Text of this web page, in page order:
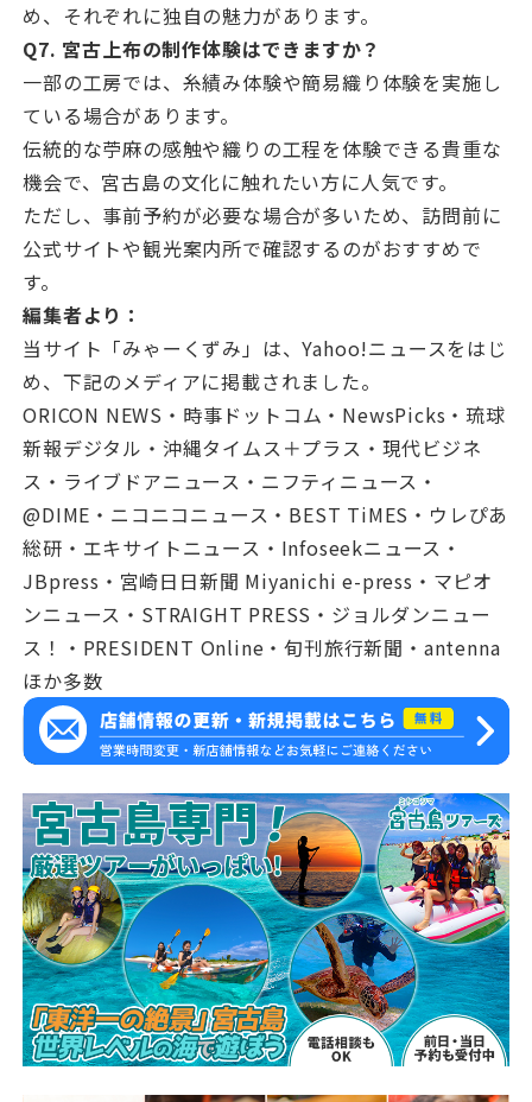
め、それぞれに独自の魅力があります。
Q7. 宮古上布の制作体験はできますか？
一部の工房では、糸績み体験や簡易織り体験を実施し
ている場合があります。
伝統的な苧麻の感触や織りの工程を体験できる貴重な
機会で、宮古島の文化に触れたい方に人気です。
ただし、事前予約が必要な場合が多いため、訪問前に
公式サイトや観光案内所で確認するのがおすすめで
す。
編集者より：
当サイト「みゃーくずみ」は、Yahoo!ニュースをはじ
め、下記のメディアに掲載されました。
ORICON NEWS・時事ドットコム・NewsPicks・琉球
新報デジタル・沖縄タイムス＋プラス・現代ビジネ
ス・ライブドアニュース・ニフティニュース・
@DIME・ニコニコニュース・BEST TiMES・ウレぴあ
総研・エキサイトニュース・Infoseekニュース・
JBpress・宮崎日日新聞 Miyanichi e-press・マピオ
ンニュース・STRAIGHT PRESS・ジョルダンニュー
ス！・PRESIDENT Online・旬刊旅行新聞・antenna
ほか多数